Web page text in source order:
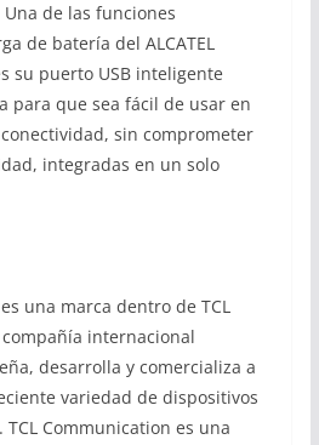
de las funciones
de batería del ALCATEL
su puerto USB inteligente
para que sea fácil de usar en
sin comprometer
integradas en un solo
es una marca dentro de TCL
internacional
desarrolla y comercializa a
variedad de dispositivos
Communication es una